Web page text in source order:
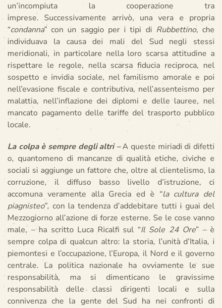
un’incompiuta la cooperazione tra
imprese. Successivamente arrivò, una vera e propria
“condanna” con un saggio per i tipi di Rubbettino, che
individuava la causa dei mali del Sud negli stessi
meridionali, in particolare nella loro scarsa attitudine a
rispettare le regole, nella scarsa fiducia reciproca, nel
sospetto e invidia sociale, nel familismo amorale e poi
nell’evasione fiscale e contributiva, nell’assenteismo per
malattia, nell’inflazione dei diplomi e delle lauree, nel
mancato pagamento delle tariffe del trasporto pubblico
locale.
La colpa è sempre degli altri –A queste miriadi di difetti
o, quantomeno di mancanze di qualità etiche, civiche e
sociali si aggiunge un fattore che, oltre al clientelismo, la
corruzione, il diffuso basso livello d’istruzione, ci
accomuna veramente alla Grecia ed è “la cultura del
piagnisteo”, con la tendenza d’addebitare tutti i guai del
Mezzogiorno all’azione di forze esterne. Se le cose vanno
male, – ha scritto Luca Ricalfi sul “Il Sole 24 Ore” – è
sempre colpa di qualcun altro: la storia, l’unità d’Italia, i
piemontesi e l’occupazione, l’Europa, il Nord e il governo
centrale. La politica nazionale ha ovviamente le sue
responsabilità, ma si dimenticano le gravissime
responsabilità delle classi dirigenti locali e sulla
connivenza che la gente del Sud ha nei confronti di